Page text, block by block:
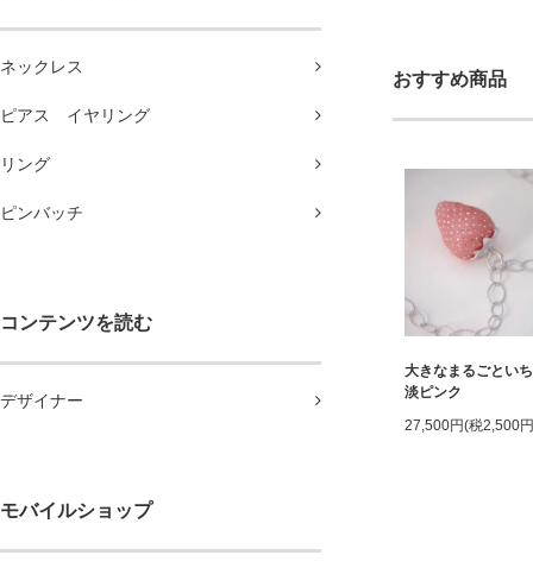
ネックレス
ピアス イヤリング
リング
ピンバッチ
コンテンツを読む
デザイナー
モバイルショップ
おすすめ商品
大きなまるごと
淡ピンク
27,500円(税2,500